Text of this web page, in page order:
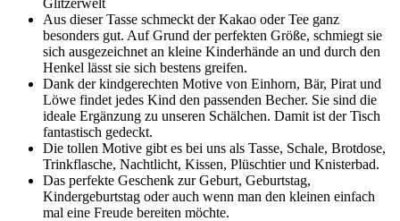
Aus dieser Tasse schmeckt der Kakao oder Tee ganz
besonders gut. Auf Grund der perfekten Größe, schmiegt sie
sich ausgezeichnet an kleine Kinderhände an und durch den
Henkel lässt sie sich bestens greifen.
Dank der kindgerechten Motive von Einhorn, Bär, Pirat und
Löwe findet jedes Kind den passenden Becher. Sie sind die
ideale Ergänzung zu unseren Schälchen. Damit ist der Tisch
fantastisch gedeckt.
Die tollen Motive gibt es bei uns als Tasse, Schale, Brotdose,
Trinkflasche, Nachtlicht, Kissen, Plüschtier und Knisterbad.
Das perfekte Geschenk zur Geburt, Geburtstag,
Kindergeburtstag oder auch wenn man den kleinen einfach
mal eine Freude bereiten möchte.